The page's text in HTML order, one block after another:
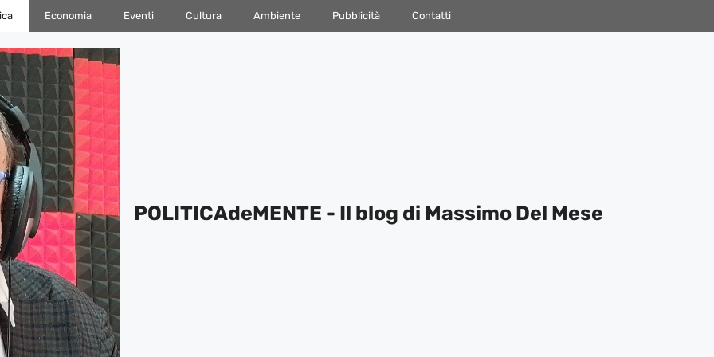
Economia Eventi Cultura Ambiente Pubblicità Contatti
POLITICAdeMENTE - Il blog di Massimo Del Mese